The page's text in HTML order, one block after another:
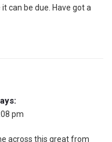
can be due. Have got a
pm
across this great from